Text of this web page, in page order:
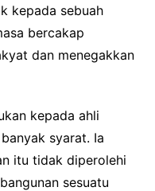
kepada sebuah
bercakap
dan menegakkan
kepada ahli
syarat. Ia
itu tidak diperolehi
sesuatu